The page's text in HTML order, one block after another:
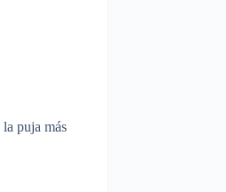
puja más